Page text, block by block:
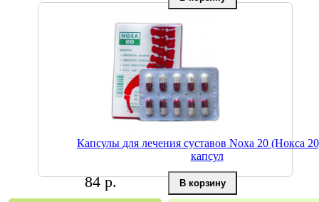
Капсулы для лечения суставов Noxa 20 (Нокса
капсул
84 р.